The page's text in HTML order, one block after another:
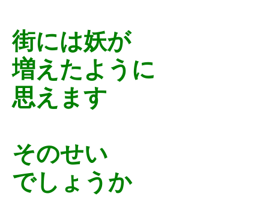
街には妖が
増えたように
思えます
そのせい
でしょうか